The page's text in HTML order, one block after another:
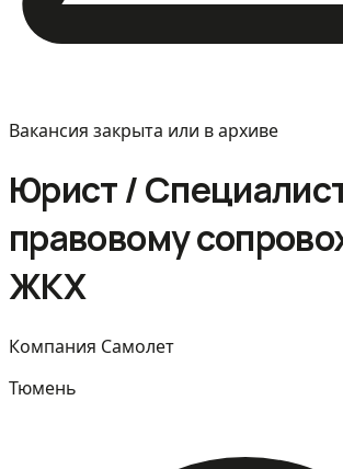
Вакансия закрыта или в архиве
Юрист /
правовому
ЖКХ
Компания Самолет
Тюмень